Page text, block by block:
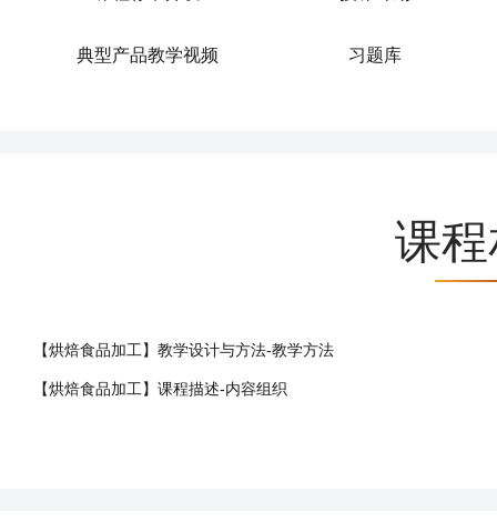
典型产品教学视频 习题库
课
【烘焙食品加工】教学设计与方法-教学方法
【烘焙食品加工】课程描述-内容组织